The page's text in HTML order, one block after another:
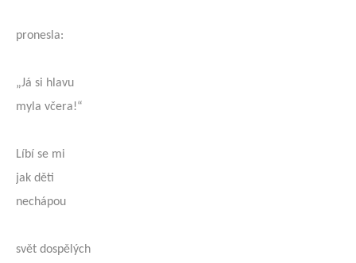
pronesla:
„Já si hlavu
myla včera!“
Líbí se mi
jak děti
nechápou
svět dospělých